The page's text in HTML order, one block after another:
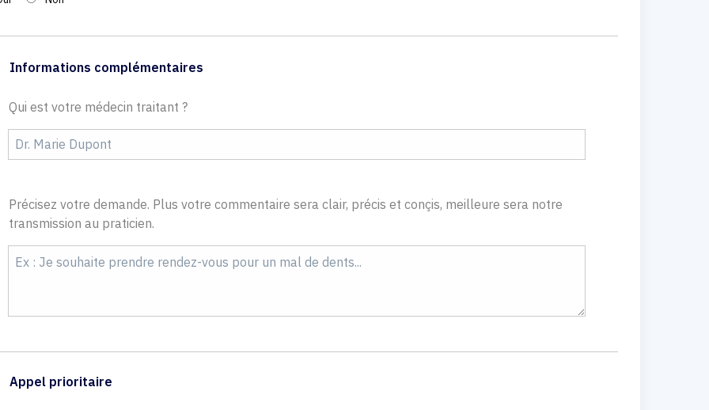
Informations complémentaires
Qui est votre médecin traitant ?
Précisez votre demande. Plus votre commentaire sera clair, précis et conçis, meilleure sera notre
transmission au praticien.
Appel prioritaire